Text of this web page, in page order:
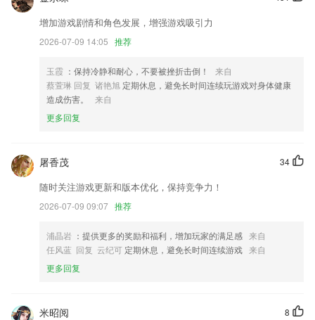
Kindle 10岁啦！全新界面升级，更加清新，更加易用。欧耶，终于支持
微信登录了中文阅读体验正在全面升级：“快速翻书”和“鸟瞰视图”提升了
页面导航体验，书籍秒翻“图表视窗”让表格交互更轻松，图表细节一览无
图书自动更新功能
新增用户共享资料上传（网页端）与查询展示功能
新增管理预订内购买付费座位和保险功能。
修改非常多的细部BUG。
联系我们
以上就是彩神v彩票彩8viii的介绍，如果您喜欢这款软件，您可以到应用
商店进行打分评论，说出您的使用经历，以帮助我们更好的对产品进行优
增加游戏剧情和角色发展，增强游戏吸引力
2026-07-09 14:05 推荐
玉霞 ：保持冷静和耐心，不要被挫折击倒！
来自
蔡萱琳 回复 诸艳旭 定期休息，避免长时间连续玩游戏对身体健康
造成伤害。
来自
更多回复
34
屠香茂
随时关注游戏更新和版本优化，保持竞争力！
2026-07-09 09:07 推荐
浦晶岩 ：提供更多的奖励和福利，增加玩家的满足感 来自
任风蓝 回复 云纪可 定期休息，避免长时间连续游戏 来自
更多回复
8
米昭阅